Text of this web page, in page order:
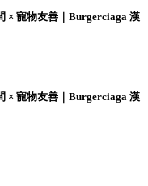
× 寵物友善｜Burgerciaga 漢
× 寵物友善｜Burgerciaga 漢